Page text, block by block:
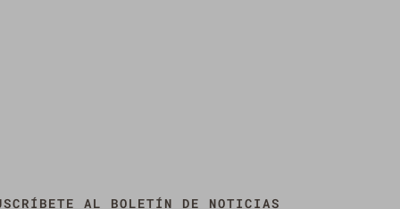
AL BOLETÍN DE NOTICIAS